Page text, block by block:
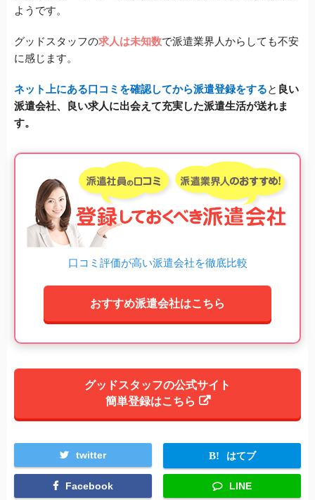
ようです。
グッドスタッフの求人は未知数で派遣業界人からしても不安
に感じます。
ネット上にある口コミを確認してから派遣登録をすると 良い
派遣会社、良い求人に出会えて充実した派遣生活が送れま
す。
口コミ評価が高い派遣会社を徹底比較
おすすめ派遣会社はこちら
グッドスタッフの公式サイト
簡単登録はこちら
twitter はてブ
Facebook LINE